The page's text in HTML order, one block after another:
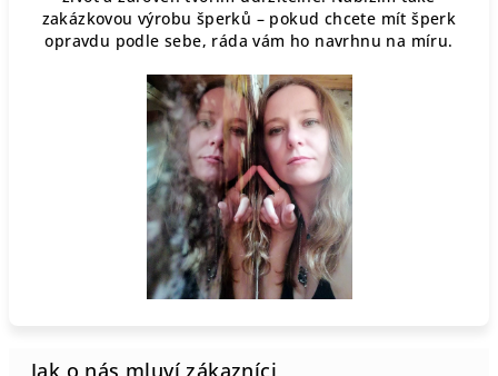
zakázkovou výrobu šperků – pokud chcete mít šperk
opravdu podle sebe, ráda vám ho navrhnu na míru.